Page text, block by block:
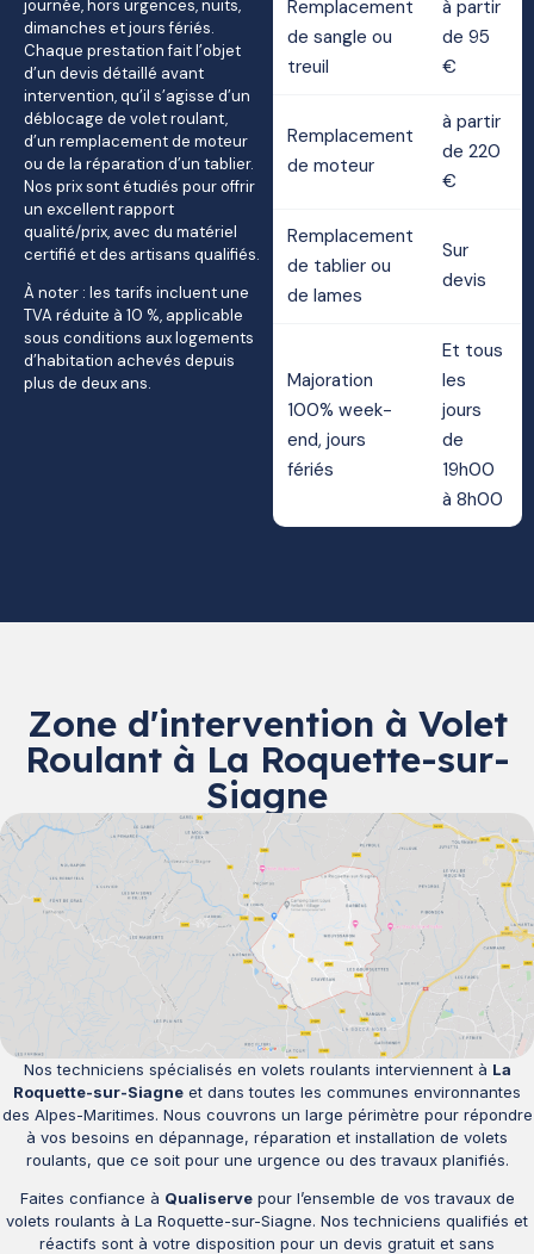
journée, hors urgences, nuits,
dimanches et jours fériés.
Chaque prestation fait l’objet
d’un devis détaillé avant
intervention, qu’il s’agisse d’un
déblocage de volet roulant,
d’un remplacement de moteur
ou de la réparation d’un tablier.
Nos prix sont étudiés pour offrir
un excellent rapport
qualité/prix, avec du matériel
certifié et des artisans qualifiés.
À noter : les tarifs incluent une
TVA réduite à 10 %, applicable
sous conditions aux logements
d’habitation achevés depuis
plus de deux ans.
Remplacement
de sangle ou
treuil
à partir
de 95
€
Remplacement
de moteur
à partir
de 220
€
Remplacement
de tablier ou
de lames
Sur
devis
Majoration
100% week-
end, jours
fériés
Et tous
les
jours
de
19h00
à 8h00
Zone d'intervention à Volet
Roulant à La Roquette-sur-
Siagne
Nos techniciens spécialisés en volets roulants interviennent à La
Roquette-sur-Siagne et dans toutes les communes environnantes
des Alpes-Maritimes. Nous couvrons un large périmètre pour répondre
à vos besoins en dépannage, réparation et installation de volets
roulants, que ce soit pour une urgence ou des travaux planifiés.
Faites confiance à Qualiservepour l’ensemble de vos travaux de
volets roulants à La Roquette-sur-Siagne. Nos techniciens qualifiés et
réactifs sont à votre disposition pour un devis gratuit et sans